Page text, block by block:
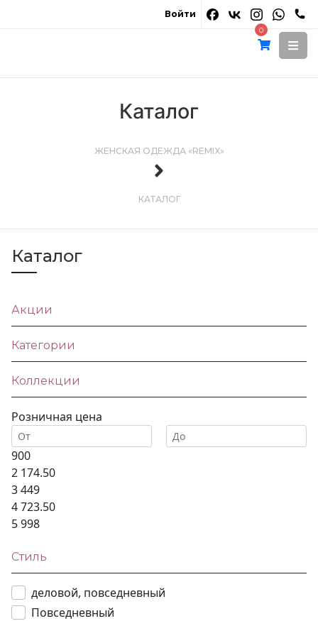
Войти
0
Каталог
ЖЕНСКАЯ ОДЕЖДА «REMIX»
КАТАЛОГ
Каталог
Акции
Категории
Коллекции
Розничная цена
900
2 174.50
3 449
4 723.50
5 998
Стиль
деловой, повседневный
Повседневный